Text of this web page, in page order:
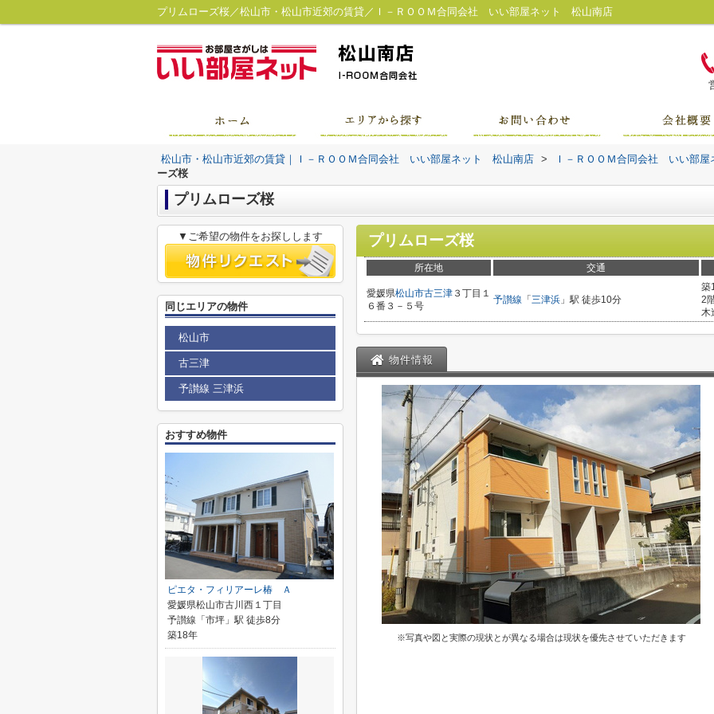
プリムローズ桜／松山市・松山市近郊の賃貸／Ｉ－ＲＯＯＭ合同会社 いい部屋ネット 松山南店
松山市・松山市近郊の賃貸｜Ｉ－ＲＯＯＭ合同会社 いい部屋ネット 松山南店 >
Ｉ－ＲＯＯＭ合同会社 いい部
ーズ桜
プリムローズ桜
プリムローズ桜
所在地 交通
愛媛県松山市古三津 ３丁目１
６番３－５号
予讃線 「 三津浜 」駅 徒歩10分
築
2
木
物件情報
※写真や図と実際の現状とが異なる場合は現状を優先させていただきます
▼ご希望の物件をお探しします
同じエリアの物件
松山市
古三津
予讃線 三津浜
おすすめ物件
ピエタ・フィリアーレ椿 Ａ
愛媛県松山市古川西１丁目
予讃線「市坪」駅 徒歩8分
築18年